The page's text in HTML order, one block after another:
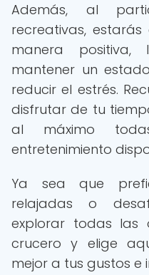
Además, al
recreativas,
manera
mantener un
reducir el estrés.
disfrutar de tu
al máximo
entretenimiento
Ya sea que
relajadas o
explorar todas las
crucero y elige
mejor a tus gustos e